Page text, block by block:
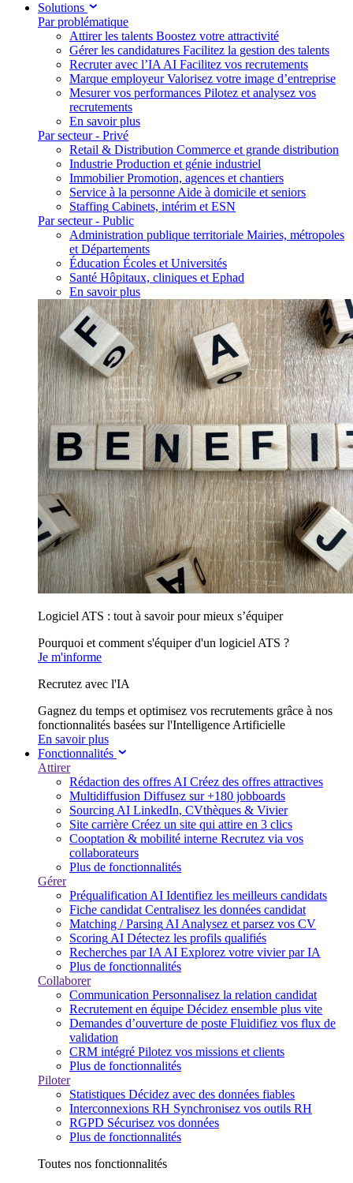
Solutions
Par problématique
Attirer les talents Boostez votre attractivité
Gérer les candidatures Facilitez la gestion des talents
Recruter avec l’IA AI Facilitez vos recrutements
Marque employeur Valorisez votre image d’entreprise
Mesurer vos performances Pilotez et analysez vos
recrutements
En savoir plus
Par secteur - Privé
Retail & Distribution Commerce et grande distribution
Industrie Production et génie industriel
Immobilier Promotion, agences et chantiers
Service à la personne Aide à domicile et seniors
Staffing Cabinets, intérim et ESN
Par secteur - Public
Administration publique territoriale Mairies, métropoles
et Départements
Éducation Écoles et Universités
Santé Hôpitaux, cliniques et Ephad
En savoir plus
Logiciel ATS : tout à savoir pour mieux s’équiper
Pourquoi et comment s'équiper d'un logiciel ATS ?
Je m'informe
Recrutez avec l'IA
Gagnez du temps et optimisez vos recrutements grâce à nos
fonctionnalités basées sur l'Intelligence Artificielle
En savoir plus
Fonctionnalités
Attirer
Rédaction des offres AI Créez des offres attractives
Multidiffusion Diffusez sur +180 jobboards
Sourcing AI LinkedIn, CVthèques & Vivier
Site carrière Créez un site qui attire en 3 clics
Cooptation & mobilité interne Recrutez via vos
collaborateurs
Plus de fonctionnalités
Gérer
Préqualification AI Identifiez les meilleurs candidats
Fiche candidat Centralisez les données candidat
Matching / Parsing AI Analysez et parsez vos CV
Scoring AI Détectez les profils qualifiés
Recherches par IA AI Explorez votre vivier par IA
Plus de fonctionnalités
Collaborer
Communication Personnalisez la relation candidat
Recrutement en équipe Décidez ensemble plus vite
Demandes d’ouverture de poste Fluidifiez vos flux de
validation
CRM intégré Pilotez vos missions et clients
Plus de fonctionnalités
Piloter
Statistiques Décidez avec des données fiables
Interconnexions RH Synchronisez vos outils RH
RGPD Sécurisez vos données
Plus de fonctionnalités
Toutes nos fonctionnalités